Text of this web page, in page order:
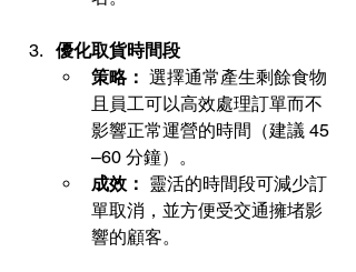
優化取貨時間段
策略： 選擇通常產生剩餘食物
且員工可以高效處理訂單而不
影響正常運營的時間（建議 45
–60 分鐘）。
成效： 靈活的時間段可減少訂
單取消，並方便受交通擁堵影
響的顧客。